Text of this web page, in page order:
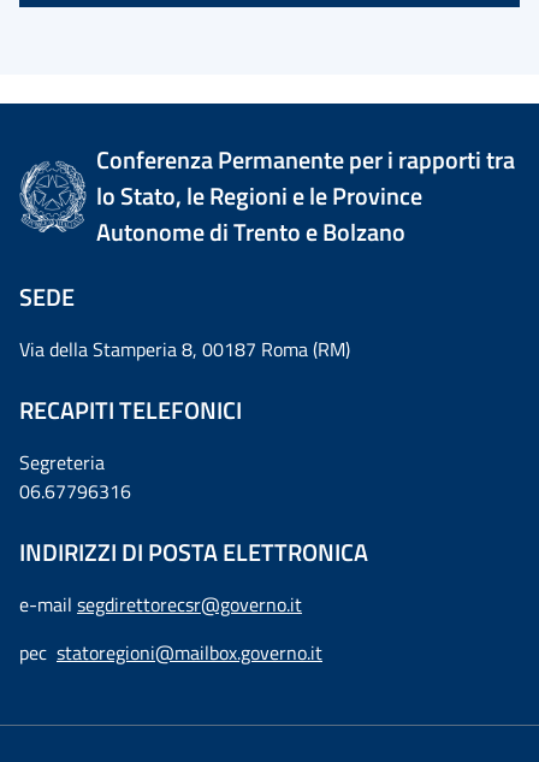
Conferenza Permanente per i rapporti tra
lo Stato, le Regioni e le Province
Autonome di Trento e Bolzano
SEDE
Via della Stamperia 8, 00187 Roma (RM)
RECAPITI TELEFONICI
Segreteria
06.67796316
INDIRIZZI DI POSTA ELETTRONICA
e-mail segdirettorecsr@governo.it
pec statoregioni@mailbox.governo.it